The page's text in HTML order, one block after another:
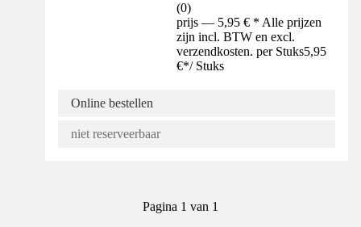
(0)
prijs — 5,95 € * Alle prijzen
zijn incl. BTW en excl.
verzendkosten. per Stuks5,95
€*/ Stuks
Online bestellen
niet reserveerbaar
Pagina 1 van 1